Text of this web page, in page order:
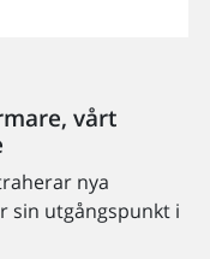
vårt
nya
sin utgångspunkt i